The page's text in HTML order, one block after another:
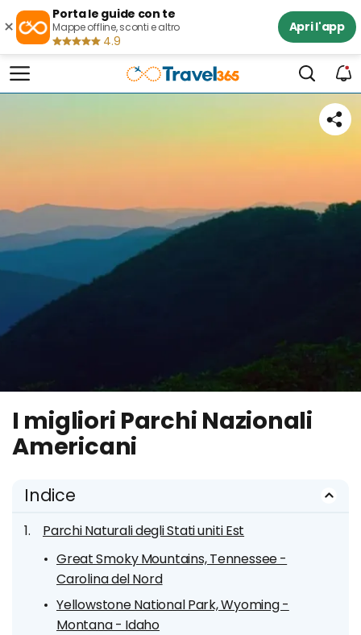
×
Porta le guide con te
Mappe offline, sconti e altro
4.9
Apri l'app
I migliori Parchi Nazionali
Americani
Indice
Parchi Naturali degli Stati uniti Est
Great Smoky Mountains, Tennessee -
Carolina del Nord
Yellowstone National Park, Wyoming -
Montana - Idaho